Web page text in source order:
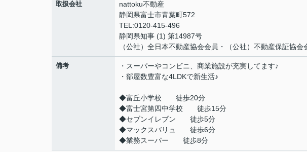
取扱会社
nattoku不動産
静岡県富士市青葉町572
TEL:0120-415-496
静岡県知事 (1) 第14987号
（公社）全日本不動産協会会員・（公社）不動産保証協
備考
・スーパーやコンビニ、商業施設が充実してます♪
・部屋数豊富な4LDKで新生活♪
◆富丘小学校 徒歩20分
◆富士宮第四中学校 徒歩15分
◆セブンイレブン 徒歩5分
◆マックスバリュ 徒歩6分
◆業務スーパー 徒歩8分